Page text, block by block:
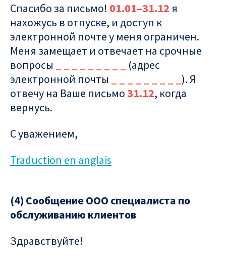
Спасибо за письмо! 01.01–31.12 я
нахожусь в отпуске, и доступ к
электронной почте у меня ограничен.
Меня замещает и отвечает на срочные
вопросы
(адрес
электронной почты
). Я
отвечу на Ваше письмо31.12, когда
вернусь.
С уважением,
Traduction en anglais
(4) Сообщение ООО специалиста по
обслуживанию клиентов
Здравствуйте!